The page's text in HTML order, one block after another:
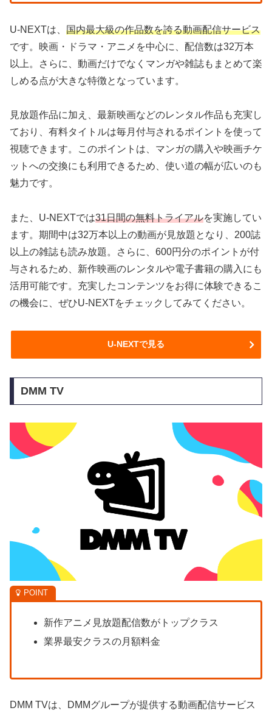
U-NEXTは、 国内最大級の作品数を誇る動画配信サービス
です。映画・ドラマ・アニメを中心に、配信数は32万本
以上。さらに、動画だけでなくマンガや雑誌もまとめて楽
しめる点が大きな特徴となっています。
見放題作品に加え、最新映画などのレンタル作品も充実し
ており、有料タイトルは毎月付与されるポイントを使って
視聴できます。このポイントは、マンガの購入や映画チケ
ットへの交換にも利用できるため、使い道の幅が広いのも
魅力です。
また、U-NEXTでは31日間の無料トライアルを実施してい
ます。期間中は32万本以上の動画が見放題となり、200誌
以上の雑誌も読み放題。さらに、600円分のポイントが付
与されるため、新作映画のレンタルや電子書籍の購入にも
活用可能です。充実したコンテンツをお得に体験できるこ
の機会に、ぜひU-NEXTをチェックしてみてください。
U-NEXTで見る
DMM TV
新作アニメ見放題配信数がトップクラス
業界最安クラスの月額料金
DMM TVは、DMMグループが提供する動画配信サービス